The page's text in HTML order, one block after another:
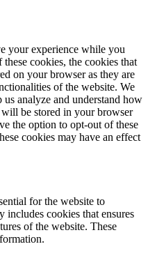
your experience while you
cookies, the cookies that
on your browser as they are
of the website. We
analyze and understand how
be stored in your browser
the option to opt-out of these
cookies may have an effect
for the website to
cookies that ensures
of the website. These